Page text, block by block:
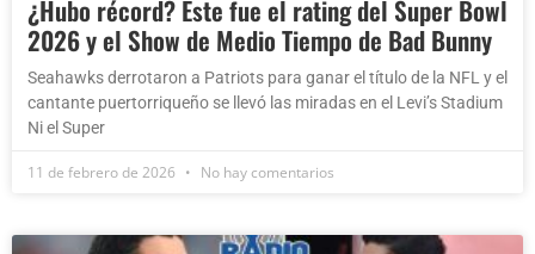
¿Hubo récord? Este fue el rating del Super Bowl
2026 y el Show de Medio Tiempo de Bad Bunny
Seahawks derrotaron a Patriots para ganar el título de la NFL y el
cantante puertorriqueño se llevó las miradas en el Levi’s Stadium
Ni el Super
11 de febrero de 2026 No hay comentarios